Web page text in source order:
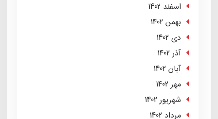
اسفند 1402
بهمن 1402
دی 1402
آذر 1402
آبان 1402
مهر 1402
شهریور 1402
مرداد 1402